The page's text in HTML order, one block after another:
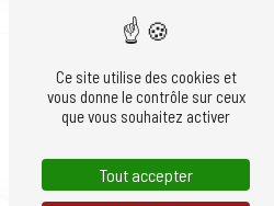
Ce site utilise des cookies et
vous donne le contrôle sur ceux
que vous souhaitez activer
Tout accepter